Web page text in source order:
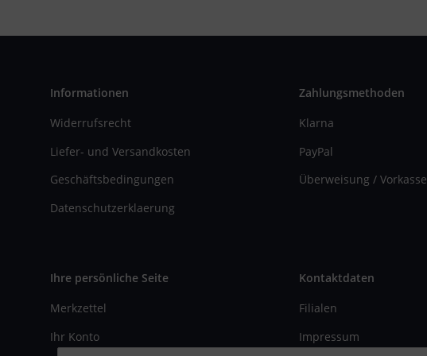
Informationen
Widerrufsrecht
Liefer- und Versandkosten
Geschäftsbedingungen
Datenschutzerklaerung
Zahlungsmethoden
Klarna
PayPal
Überweisung / Vorkasse
Ihre persönliche Seite
Merkzettel
Ihr Konto
Kontaktdaten
Filialen
Impressum